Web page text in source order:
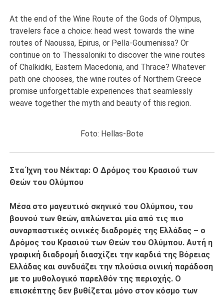
At the end of the Wine Route of the Gods of Olympus,
travelers face a choice: head west towards the wine
routes of Naoussa, Epirus, or Pella-Goumenissa? Or
continue on to Thessaloniki to discover the wine routes
of Chalkidiki, Eastern Macedonia, and Thrace? Whatever
path one chooses, the wine routes of Northern Greece
promise unforgettable experiences that seamlessly
weave together the myth and beauty of this region.
Foto: Hellas-Bote
Στα Ίχνη του Νέκταρ: Ο Δρόμος του Κρασιού των
Θεών του Ολύμπου
Μέσα στο μαγευτικό σκηνικό του Ολύμπου, του
βουνού των θεών, απλώνεται μία από τις πιο
συναρπαστικές οινικές διαδρομές της Ελλάδας – ο
Δρόμος του Κρασιού των Θεών του Ολύμπου. Αυτή η
γραφική διαδρομή διασχίζει την καρδιά της Βόρειας
Ελλάδας και συνδυάζει την πλούσια οινική παράδοση
με το μυθολογικό παρελθόν της περιοχής. Ο
επισκέπτης δεν βυθίζεται μόνο στον κόσμο των